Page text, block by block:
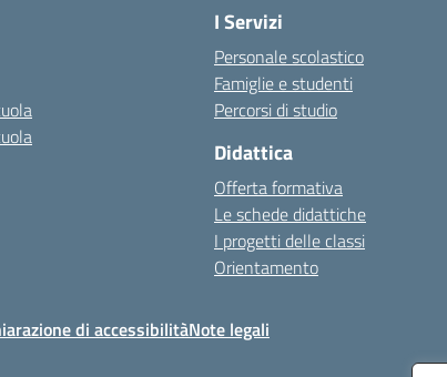
I Servizi
Personale scolastico
Famiglie e studenti
Percorsi di studio
Didattica
Offerta formativa
Le schede didattiche
I progetti delle classi
Orientamento
di accessibilitàNote legali